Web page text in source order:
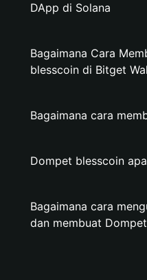
DApp di Solana
Bagaimana Cara
blesscoin di Bitget
Bagaimana cara
Dompet blesscoin
Bagaimana cara
dan membuat